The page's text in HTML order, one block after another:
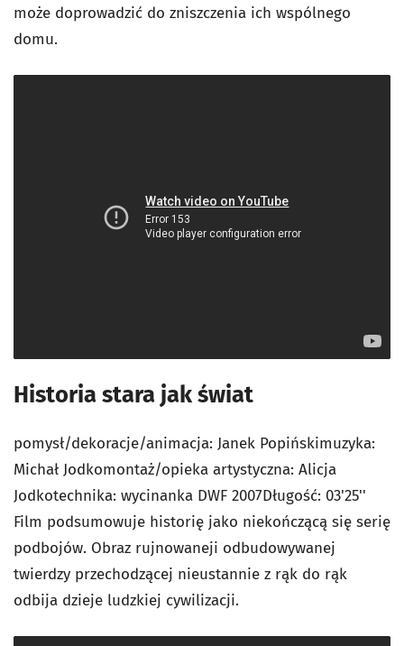
może doprowadzić do zniszczenia ich wspólnego
domu.
Historia stara jak świat
pomysł/dekoracje/animacja: Janek Popińskimuzyka:
Michał Jodkomontaż/opieka artystyczna: Alicja
Jodkotechnika: wycinanka DWF 2007Długość: 03'25''
Film podsumowuje historię jako niekończącą się serię
podbojów. Obraz rujnowaneji odbudowywanej
twierdzy przechodzącej nieustannie z rąk do rąk
odbija dzieje ludzkiej cywilizacji.